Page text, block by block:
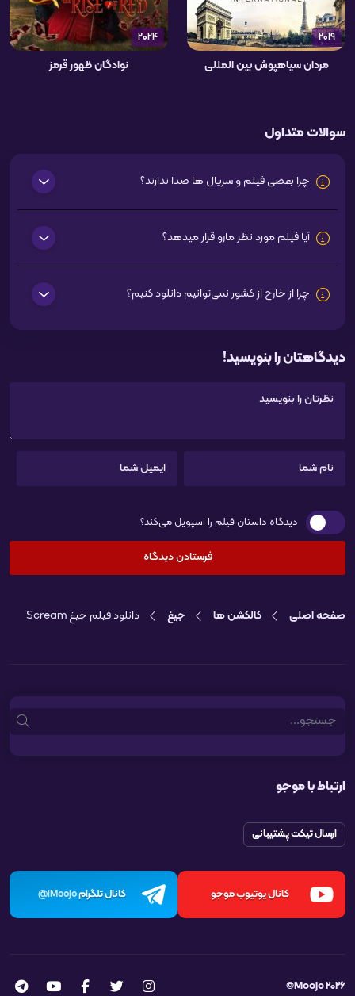
2019
مردان سیاهپوش بین المللی
2024
نوادگان ظهور قرمز
سوالات متداول
چرا بعضی فیلم و سریال ها صدا ندارند؟
آیا فیلم مورد نظر مارو قرار میدهد؟
چرا از خارج از کشور نمی‌توانیم دانلود کنیم؟
دیدگاهتان را بنویسید!
دیدگاه داستان فیلم را اسپویل می‌کند؟
صفحه اصلی کالکشن ها جیغ دانلود فیلم جیغ Scream
Search
ارتباط با موجو
ارسال تیکت پشتیبانی
کانال یوتیوب موجو کانال تلگرامiMoojo@
Moojo 2026©